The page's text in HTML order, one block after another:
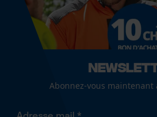
Forme dadministration
Gants, Pansements adhésifs,
Compresses, Pansement, Non-
rinçage
Abonnez-vous maintenant
Cookies de
fonctionnalité